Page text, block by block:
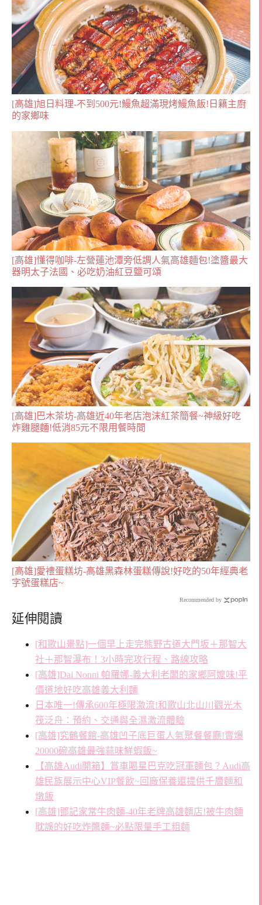
[高雄]旭日料理-不到500元!鰻魚超滿現烤鰻魚飯!日籍主廚
的家鄉味
[高雄]懂得咖啡-左營蓮池潭旁低調人氣高雄麵包!塗醬最大
器明太子法國、必吃奶油紅豆鹽可頌
[高雄]巴木茶坊-高雄近40年老店泡沫紅茶簡餐~神級好吃
炸雞腿麵!低消85元不限用餐時間
[高雄]愛禮蛋糕坊-高雄黑森林蛋糕傳說!好吃的50年經典老
字號蛋糕店~
Recommended by
延伸閱讀
[和歌山景點]一個早上走完熊野古道大門坂＋那智大
社＋那智瀑布！3小時完攻行程、路線攻略
[高雄]Dai Nonni 帕羅娜-義大利老闆的家鄉阿嬤味!平
價道地好吃高雄義大利麵
日本唯一!傳承600年極限激流!和歌山北山川觀光木
筏泛舟：預約、交通與全濕激流體驗
[高雄]究鶴餐館-高雄凹子底巨蛋人氣聚餐餐廳!賣爆
20000碗高雄最強蒜味鮮蝦飯~
【高雄Audi開箱】賞車喝星巴克吃冠軍麵包？Audi高
雄民族展示中心VIP餐飲~回廠保養還提供千層麵和
燉飯
[高雄]鄧記家常牛肉麵-40年老牌高雄麵店!被牛肉麵
耽誤的好吃炸醬麵~必點限量手工粗麵